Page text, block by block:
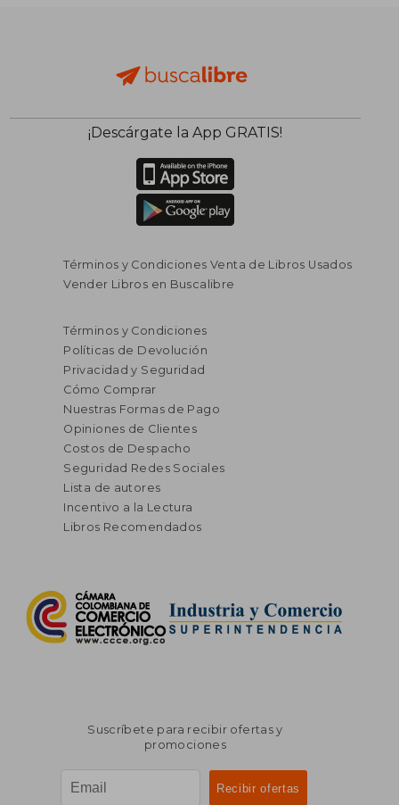
¡Descárgate la App GRATIS!
Términos y Condiciones Venta de Libros Usados
Vender Libros en Buscalibre
Términos y Condiciones
Políticas de Devolución
Privacidad y Seguridad
Cómo Comprar
Nuestras Formas de Pago
Opiniones de Clientes
Costos de Despacho
Seguridad Redes Sociales
Lista de autores
Incentivo a la Lectura
Libros Recomendados
Suscríbete para recibir ofertas y
promociones